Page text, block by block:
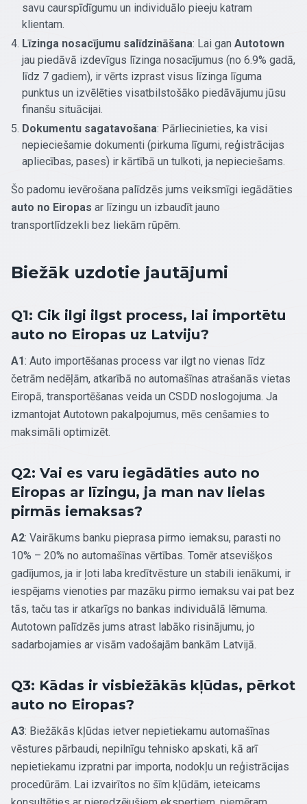
savu caurspīdīgumu un individuālo pieeju katram
klientam.
Līzinga nosacījumu salīdzināšana: Lai gan Autotown
jau piedāvā izdevīgus līzinga nosacījumus (no 6.9% gadā,
līdz 7 gadiem), ir vērts izprast visus līzinga līguma
punktus un izvēlēties visatbilstošāko piedāvājumu jūsu
finanšu situācijai.
Dokumentu sagatavošana: Pārliecinieties, ka visi
nepieciešamie dokumenti (pirkuma līgumi, reģistrācijas
apliecības, pases) ir kārtībā un tulkoti, ja nepieciešams.
Šo padomu ievērošana palīdzēs jums veiksmīgi iegādāties
auto no Eiropas ar līzingu un izbaudīt jauno
transportlīdzekli bez liekām rūpēm.
Biežāk uzdotie jautājumi
Q1: Cik ilgi ilgst process, lai importētu
auto no Eiropas uz Latviju?
A1: Auto importēšanas process var ilgt no vienas līdz
četrām nedēļām, atkarībā no automašīnas atrašanās vietas
Eiropā, transportēšanas veida un CSDD noslogojuma. Ja
izmantojat Autotown pakalpojumus, mēs cenšamies to
maksimāli optimizēt.
Q2: Vai es varu iegādāties auto no
Eiropas ar līzingu, ja man nav lielas
pirmās iemaksas?
A2: Vairākums banku pieprasa pirmo iemaksu, parasti no
10% – 20% no automašīnas vērtības. Tomēr atsevišķos
gadījumos, ja ir ļoti laba kredītvēsture un stabili ienākumi, ir
iespējams vienoties par mazāku pirmo iemaksu vai pat bez
tās, taču tas ir atkarīgs no bankas individuālā lēmuma.
Autotown palīdzēs jums atrast labāko risinājumu, jo
sadarbojamies ar visām vadošajām bankām Latvijā.
Q3: Kādas ir visbiežākās kļūdas, pērkot
auto no Eiropas?
A3: Biežākās kļūdas ietver nepietiekamu automašīnas
vēstures pārbaudi, nepilnīgu tehnisko apskati, kā arī
nepietiekamu izpratni par importa, nodokļu un reģistrācijas
procedūrām. Lai izvairītos no šīm kļūdām, ieteicams